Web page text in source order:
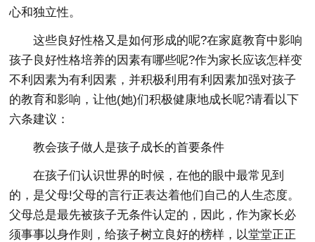
心和独立性。
这些良好性格又是如何形成的呢?在家庭教育中影响
孩子良好性格培养的因素有哪些呢?作为家长应该怎样变
不利因素为有利因素，并积极利用有利因素加强对孩子
的教育和影响，让他(她)们积极健康地成长呢?请看以下
六条建议：
教会孩子做人是孩子成长的首要条件
在孩子们认识世界的时候，在他的眼中最常见到
的，是父母!父母的言行正表达着他们自己的人生态度。
父母总是最先被孩子无条件认定的，因此，作为家长必
须事事以身作则，给孩子树立良好的榜样，以堂堂正正